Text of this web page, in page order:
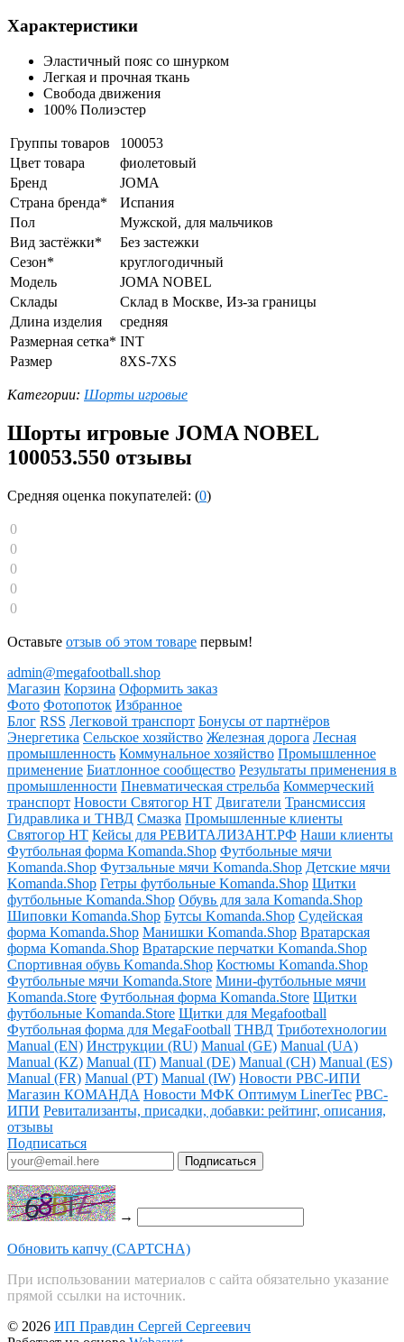
Характеристики
Эластичный пояс со шнурком
Легкая и прочная ткань
Свобода движения
100% Полиэстер
Группы товаров
100053
Цвет товара
фиолетовый
Бренд
JOMA
Страна бренда*
Испания
Пол
Мужской, для мальчиков
Вид застёжки*
Без застежки
Сезон*
круглогодичный
Модель
JOMA NOBEL
Склады
Склад в Москве, Из-за границы
Длина изделия
средняя
Размерная сетка* INT
Размер
8XS-7XS
Категории: Шорты игровые
Шорты игровые JOMA NOBEL
100053.550 отзывы
Средняя оценка покупателей: (0)
0
0
0
0
0
Оставьте отзыв об этом товаре первым!
admin@megafootball.shop
Магазин Корзина Оформить заказ
Фото Фотопоток Избранное
Блог RSS Легковой транспорт Бонусы от партнёров
Энергетика Сельское хозяйство Железная дорога Лесная
промышленность Коммунальное хозяйство Промышленное
применение Биатлонное сообщество Результаты применения в
промышленности Пневматическая стрельба Коммерческий
транспорт Новости Святогор НТ Двигатели Трансмиссия
Гидравлика и ТНВД Смазка Промышленные клиенты
Святогор НТ Кейсы для РЕВИТАЛИЗАНТ.РФ Наши клиенты
Футбольная форма Komanda.Shop Футбольные мячи
Komanda.Shop Футзальные мячи Komanda.Shop Детские мячи
Komanda.Shop Гетры футбольные Komanda.Shop Щитки
футбольные Komanda.Shop Обувь для зала Komanda.Shop
Шиповки Komanda.Shop Бутсы Komanda.Shop Судейская
форма Komanda.Shop Манишки Komanda.Shop Вратарская
форма Komanda.Shop Вратарские перчатки Komanda.Shop
Спортивная обувь Komanda.Shop Костюмы Komanda.Shop
Футбольные мячи Komanda.Store Мини-футбольные мячи
Komanda.Store Футбольная форма Komanda.Store Щитки
футбольные Komanda.Store Щитки для Megafootball
Футбольная форма для MegaFootball ТНВД Триботехнологии
Manual (EN) Инструкции (RU) Manual (GE) Manual (UA)
Manual (KZ) Manual (IT) Manual (DE) Manual (CH) Manual (ES)
Manual (FR) Manual (PT) Manual (IW) Новости РВС-ИПИ
Магазин КОМАНДА Новости МФК Оптимум LinerTec РВС-
ИПИ Ревитализанты, присадки, добавки: рейтинг, описания,
отзывы
Подписаться
→
Обновить капчу (CAPTCHA)
При использовании материалов с сайта обязательно указание
прямой ссылки на источник.
© 2026 ИП Правдин Сергей Сергеевич